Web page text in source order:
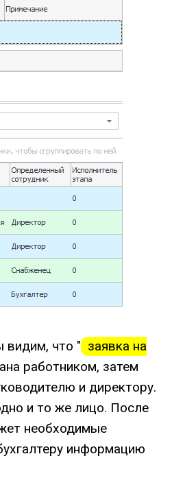
видим, что " заявка на
работником, затем
и директору.
и то же лицо. После
необходимые
информацию